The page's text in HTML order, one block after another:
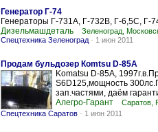
Генератор Г-74
Генераторы Г-731А, Г-732В, Г-6,5С, Г-
Дизельмашдеталь
Зеленоград,
Спецтехника Зеленоград - 1 июн 2011
Продам бульдозер Кomtsu D-85A
Komatsu D-85A,
S6D125,мощность
зап.частями, даём
Алегро-Гарант
Саратов,
Спецтехника Саратов - 1 июн 2011